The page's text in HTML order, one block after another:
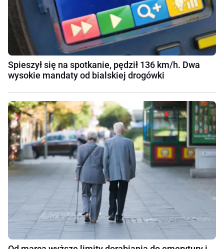
Spieszył się na spotkanie, pędził 136 km/h. Dwa
wysokie mandaty od bialskiej drogówki